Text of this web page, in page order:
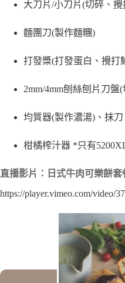
大刀片/小刀片(切碎、
麵團刀(製作麵糰)
打發槳(打發蛋白、攪打
2mm/4mm刨絲刨片刀盤
均質器(製作濃湯)、抹
柑橘榨汁器 *只有
直播影片：日式牛肉可樂餅套
https://player.vimeo.com/video/